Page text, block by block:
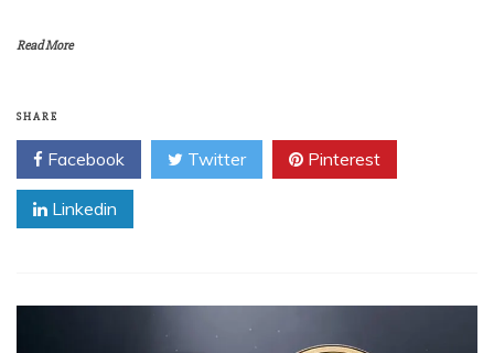
Read More
SHARE
Facebook Twitter Pinterest
Linkedin